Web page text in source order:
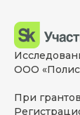
ООО
При